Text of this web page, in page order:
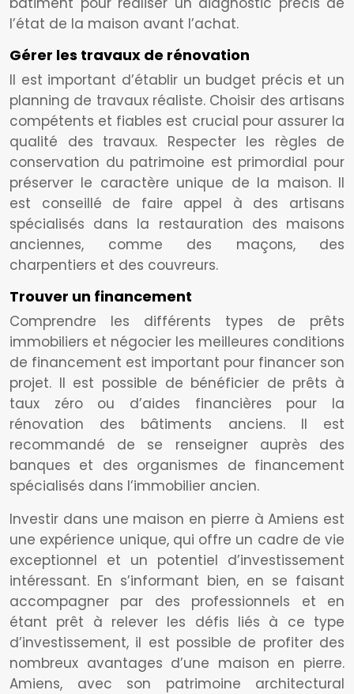
l’état de la maison avant l’achat.
Gérer les travaux de rénovation
Il est important d’établir un budget précis et un
planning de travaux réaliste. Choisir des artisans
compétents et fiables est crucial pour assurer la
qualité des travaux. Respecter les règles de
conservation du patrimoine est primordial pour
préserver le caractère unique de la maison. Il
est conseillé de faire appel à des artisans
spécialisés dans la restauration des maisons
anciennes, comme des maçons, des
charpentiers et des couvreurs.
Trouver un financement
Comprendre les différents types de prêts
immobiliers et négocier les meilleures conditions
de financement est important pour financer son
projet. Il est possible de bénéficier de prêts à
taux zéro ou d’aides financières pour la
rénovation des bâtiments anciens. Il est
recommandé de se renseigner auprès des
banques et des organismes de financement
spécialisés dans l’immobilier ancien.
Investir dans une maison en pierre à Amiens est
une expérience unique, qui offre un cadre de vie
exceptionnel et un potentiel d’investissement
intéressant. En s’informant bien, en se faisant
accompagner par des professionnels et en
étant prêt à relever les défis liés à ce type
d’investissement, il est possible de profiter des
nombreux avantages d’une maison en pierre.
Amiens, avec son patrimoine architectural